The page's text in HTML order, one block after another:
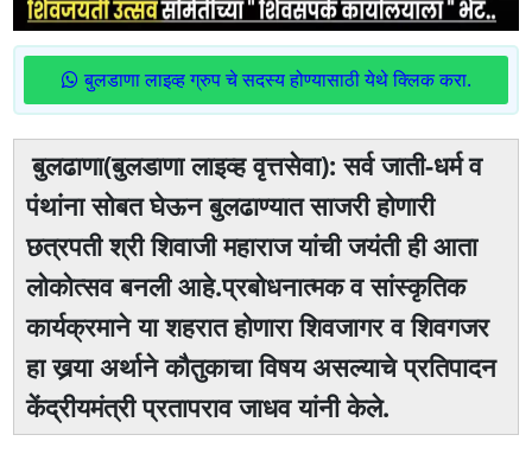
बुलडाणा लाइव्ह ग्रुप चे सदस्य होण्यासाठी येथे क्लिक करा.
बुलढाणा(बुलडाणा लाइव्ह वृत्तसेवा): सर्व जाती-धर्म व
पंथांना सोबत घेऊन बुलढाण्यात साजरी होणारी
छत्रपती श्री शिवाजी महाराज यांची जयंती ही आता
लोकोत्सव बनली आहे.प्रबोधनात्मक व सांस्कृतिक
कार्यक्रमाने या शहरात होणारा शिवजागर व शिवगजर
हा खर्‍या अर्थाने कौतुकाचा विषय असल्याचे प्रतिपादन
केंद्रीयमंत्री प्रतापराव जाधव यांनी केले.